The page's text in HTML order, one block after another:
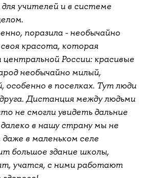
учителей и в системе
поразила - необычайно
красота, которая
России: красивые
необычайно милый,
особенно в поселках. Тут люди
Дистанция между людьми
не смогли увидеть дальние
в нашу страну мы не
даже в маленьком селе
большое здание школы,
учатся, с ними работают